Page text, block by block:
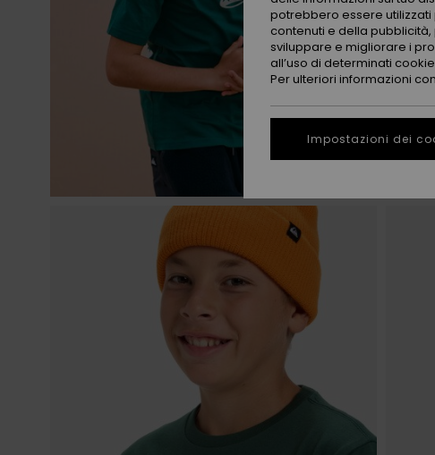
potrebbero essere utilizzati
contenuti e della
sviluppare e migliorare i
all’uso di determinati
Per ulteriori informazioni
Impostazioni dei